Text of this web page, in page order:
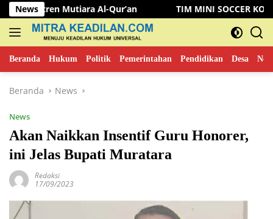
Langsung
ke
konten
News
Mutiara Al-Qur’an TIM MINI SOCCER KOMINFO MUSI
Beranda Hukum Politik Pemerintahan Pendidikan Desa
Beranda News
News
Akan Naikkan Insentif Guru Honorer,
ini Jelas Bupati Muratara
Redaksi
17/09/2023